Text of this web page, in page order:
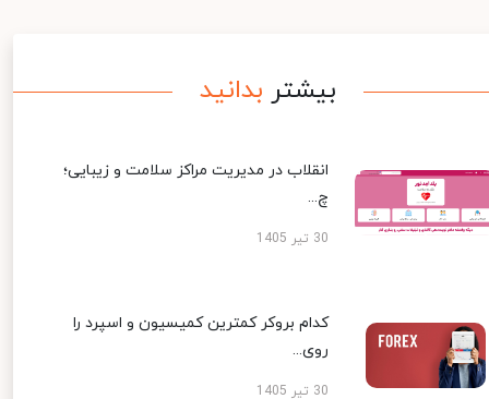
بیشتر بدانید
انقلاب در مدیریت مراکز سلامت و زیبایی؛
چ...
30 تیر 1405
کدام بروکر کمترین کمیسیون و اسپرد را
روی...
30 تیر 1405